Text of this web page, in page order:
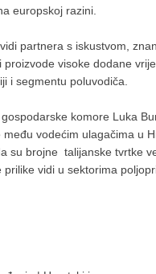
europskoj razini.
partnera s iskustvom,
proizvode visoke dodane
i segmentu poluvodiča.
komore Luka
vodećim ulagačima u
su brojne talijanske tvrtke
vidi u sektorima